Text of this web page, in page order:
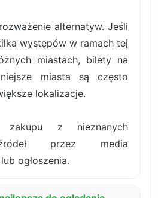
alternatyw. Jeśli
występów w ramach tej
miastach, bilety na
miasta są często
lokalizacje.
zakupu z nieznanych
przez media
ogłoszenia.